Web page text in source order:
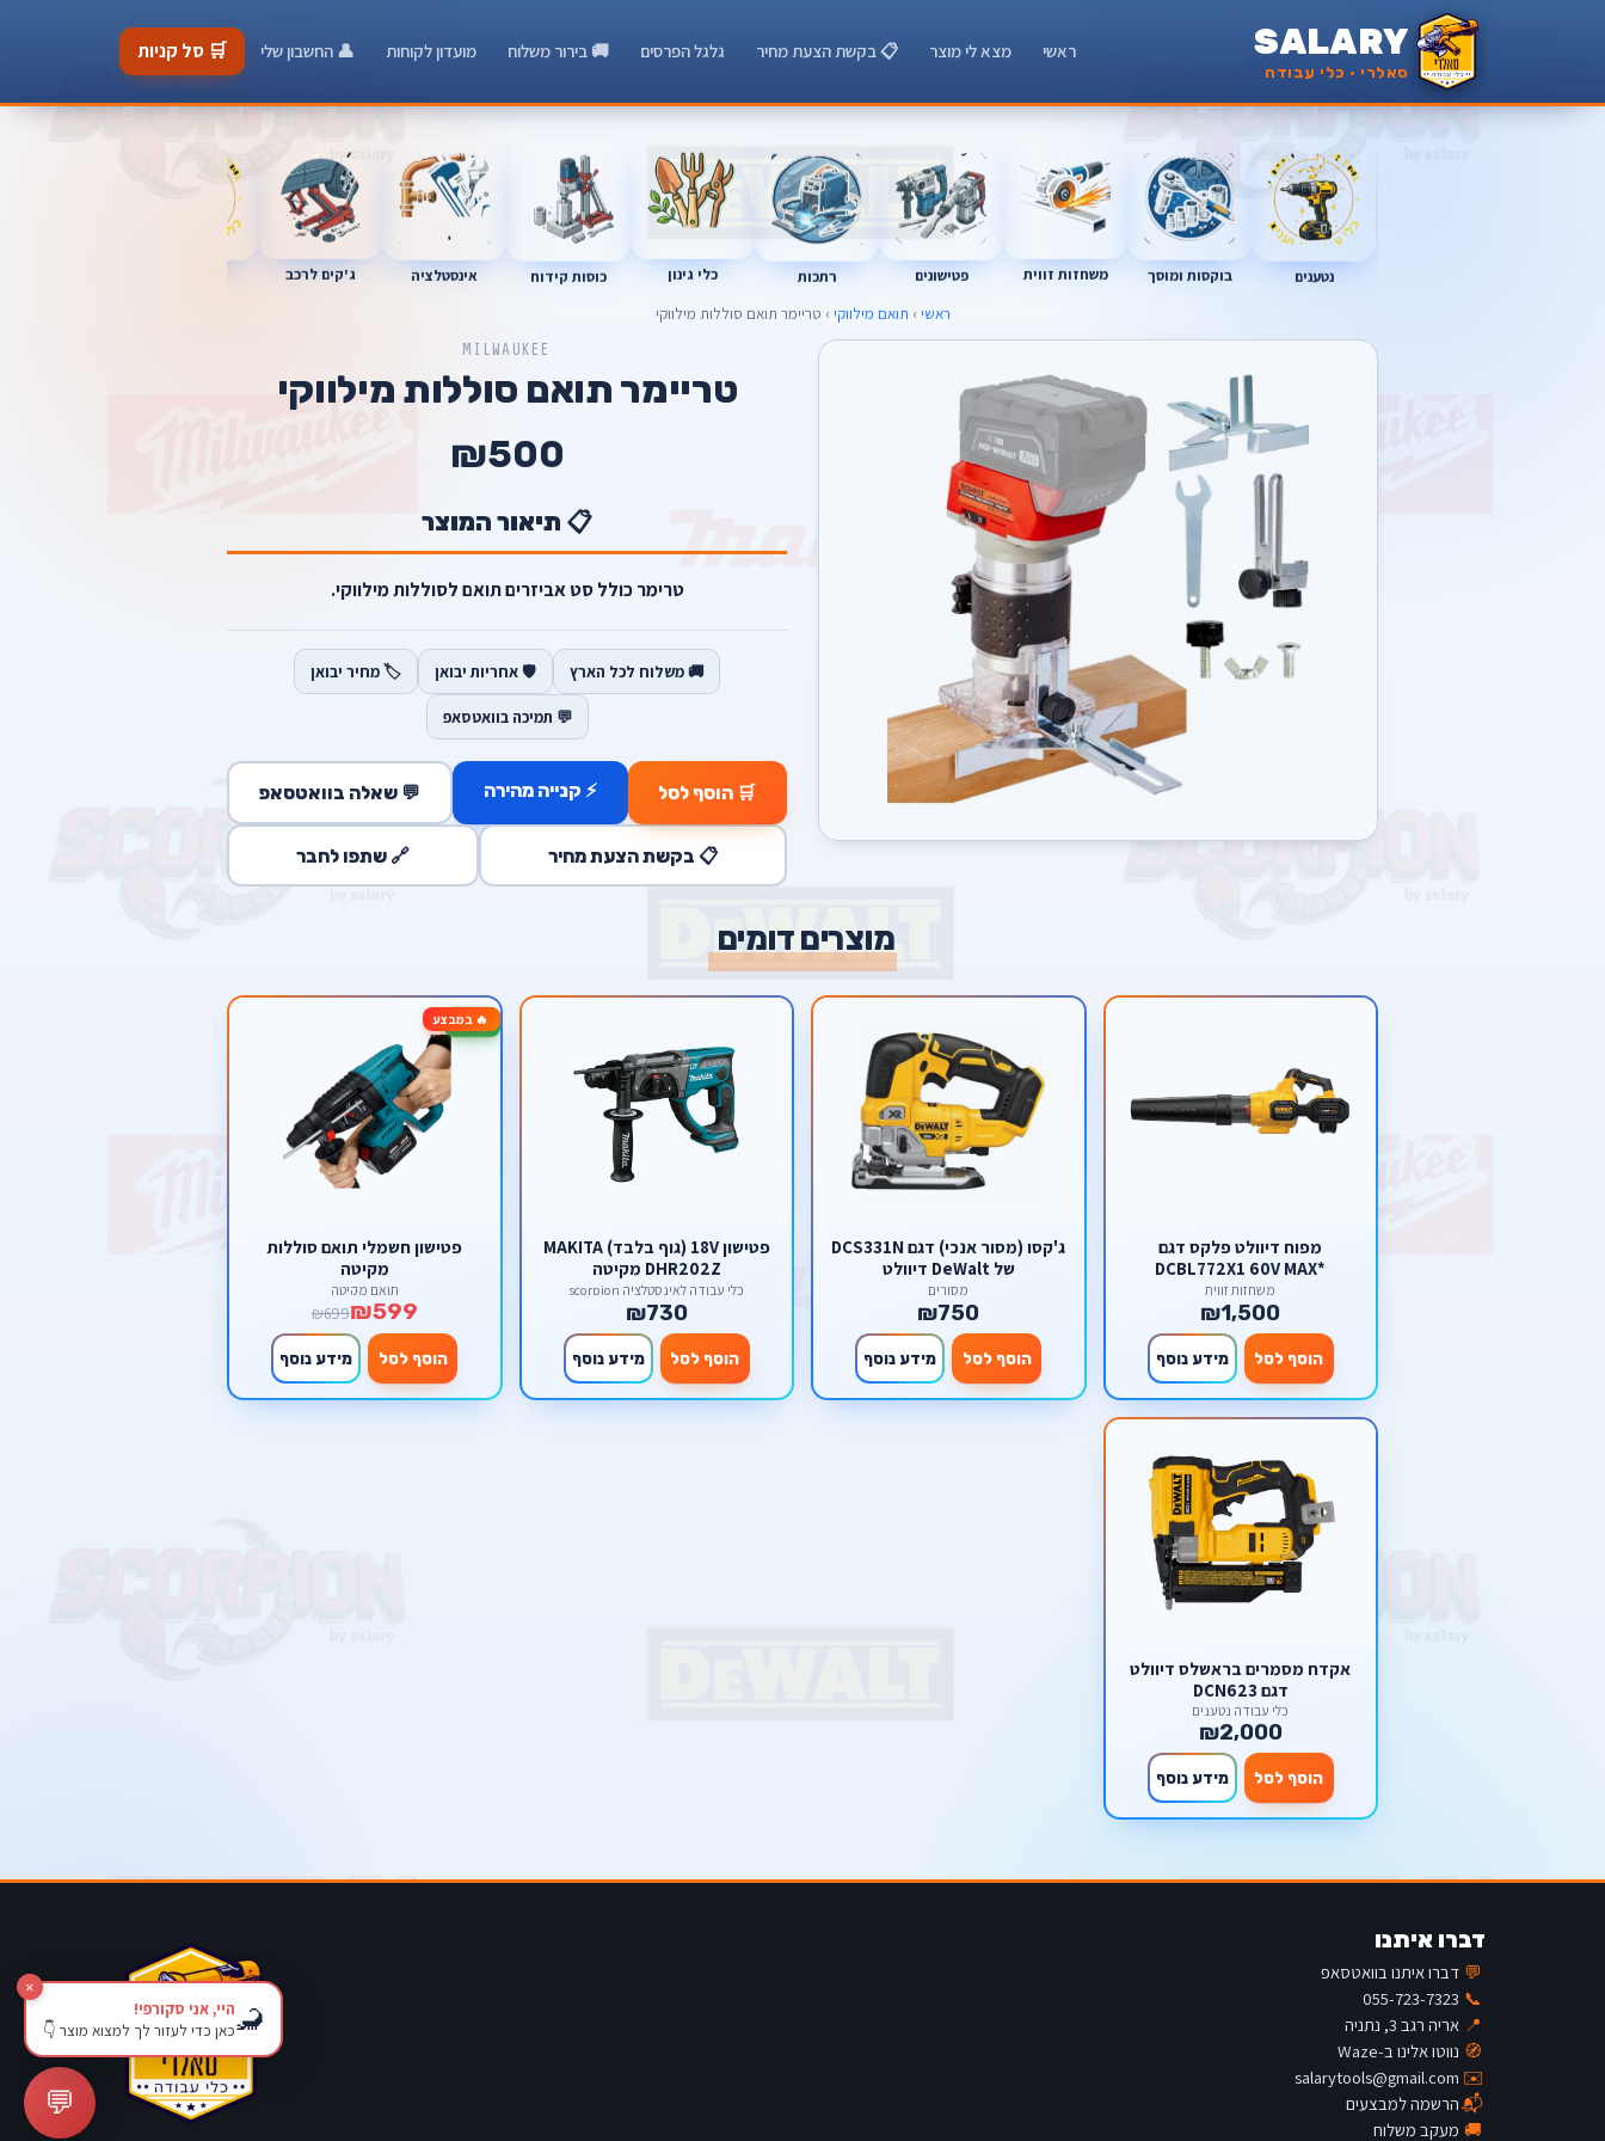
SALARY
סאלרי · כלי עבודה
ראשי מצא לי מוצר 📋 בקשת הצעת מחיר גלגל הפרסים 🚚 בירור משלוח מועדון לקוחות 👤 החשבון שלי 🛒 סל קניות
נטענים בוקסות ומוסך משחזות זווית פטישונים רתכות כלי גינון כוסות קידוח אינסטלציה ג'קים לרכב
ראשי › תואם מילווקי › טריימר תואם סוללות מילווקי
MILWAUKEE
טריימר תואם סוללות מילווקי
₪500
📋 תיאור המוצר
טרימר כולל סט אביזרים תואם לסוללות מילווקי.
🚚 משלוח לכל הארץ 🛡️ אחריות יבואן 🏷️ מחיר יבואן
💬 תמיכה בוואטסאפ
🛒 הוסף לסל ⚡ קנייה מהירה 💬 שאלה בוואטסאפ
📋 בקשת הצעת מחיר 🔗 שתפו לחבר
מוצרים דומים
מפוח דיוולט פלקס דגם
DCBL772X1 60V MAX*
FLEXVOLT® Brushless
משחזות זווית
₪1,500
הוסף לסל מידע נוסף
ג'קסו (מסור אנכי) דגם DCS331N
של DeWalt דיוולט
מסורים
₪750
הוסף לסל מידע נוסף
פטישון 18V (גוף בלבד) MAKITA
DHR202Z מקיטה
כלי עבודה לאינסטלציה scorpion
₪730
הוסף לסל מידע נוסף
🔥 במבצע-14%
פטישון חשמלי תואם סוללות
מקיטה
תואם מקיטה
₪599
₪699
הוסף לסל מידע נוסף
אקדח מסמרים בראשלס דיוולט
דגם DCN623
כלי עבודה נטענים
₪2,000
הוסף לסל מידע נוסף
דברו איתנו
💬 דברו איתנו בוואטסאפ
📞
055-723-7323
📍 אריה רגב 3, נתניה
🧭 נווטו אלינו ב-Waze
✉️
salarytools@gmail.com
📬הרשמה למבצעים
🚚 מעקב משלוח
💬
×
🦂היי, אני סקורפי!
כאן כדי לעזור לך למצוא מוצר 👇